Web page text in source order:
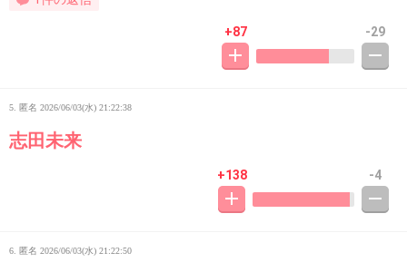
+87 -29
5. 匿名 2026/06/03(水) 21:22:38
志田未来
+138 -4
6. 匿名 2026/06/03(水) 21:22:50